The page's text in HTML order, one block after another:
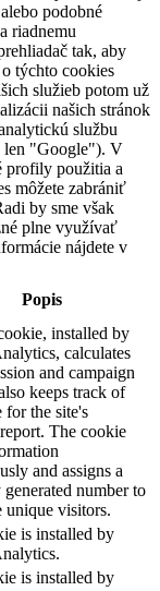
podobné
riadnemu
tak, aby
týchto cookies
služieb potom už
našich stránok
službu
len "Google"). V
profily použitia a
môžete zabrániť
by sme však
plne využívať
nájdete v
Popis
installed by
calculates
and campaign
keeps track of
for the site's
The cookie
and assigns a
number to
unique visitors.
is installed by
is installed by